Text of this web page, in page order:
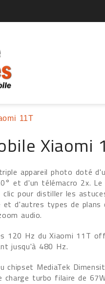
11T
Xiaomi
appareil photo doté
et d'un télémacro 2x.
clic pour distiller les
et d'autres types de
audio.
120 Hz du Xiaomi 11T
jusqu'à 480 Hz.
chipset MediaTek
turbo filaire de